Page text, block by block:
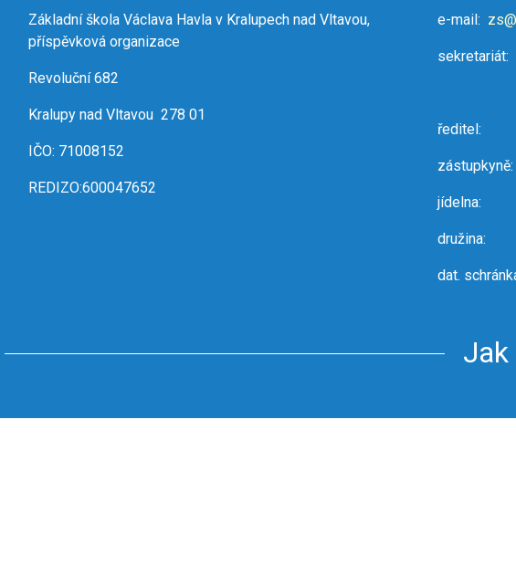
Základní škola Václava Havla v Kralupech nad Vltavou,
příspěvková organizace
Revoluční 682
Kralupy nad Vltavou 278 01
IČO: 71008152
REDIZO:600047652
e-mail:
315
ředitel:
jídelna:
družina:
dat.
Jak